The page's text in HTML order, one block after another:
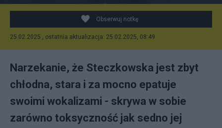
Obserwuj notkę
25.02.2025 , ostatnia aktualizacja: 25.02.2025, 08:49
Narzekanie, że Steczkowska jest zbyt
chłodna, stara i za mocno epatuje
swoimi wokalizami - skrywa w sobie
zarówno toksyczność jak sedno jej